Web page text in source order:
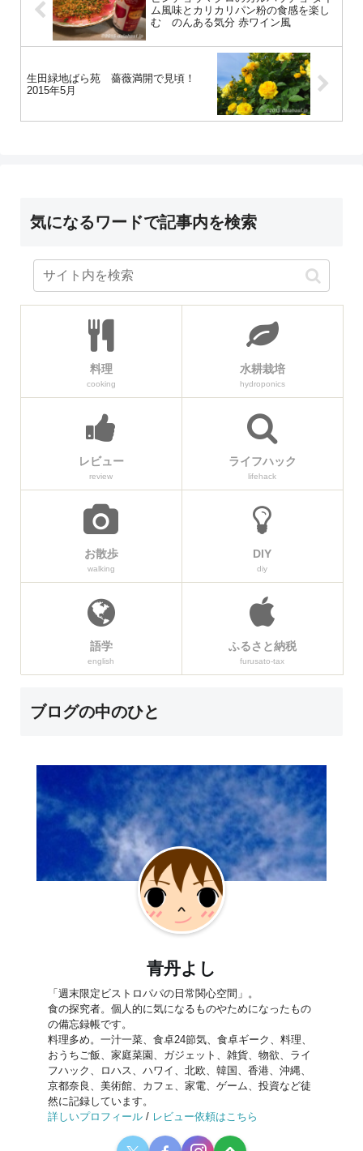
ム風味とカリカリパン粉の食感を楽し
む のんある気分 赤ワイン風
生田緑地ばら苑 薔薇満開で見頃！
2015年5月
気になるワードで記事内を検索
料理
cooking
水耕栽培
hydroponics
レビュー
review
ライフハック
lifehack
お散歩
walking
DIY
diy
語学
english
ふるさと納税
furusato-tax
ブログの中のひと
青丹よし
「週末限定ビストロパパの日常関心空間」。
食の探究者。個人的に気になるものやためになったもの
の備忘録帳です。
料理多め。一汁一菜、食卓24節気、食卓ギーク、料理、
おうちご飯、家庭菜園、ガジェット、雑貨、物欲、ライ
フハック、ロハス、ハワイ、北欧、韓国、香港、沖縄、
京都奈良、美術館、カフェ、家電、ゲーム、投資など徒
然に記録しています。
詳しいプロフィール / レビュー依頼はこちら